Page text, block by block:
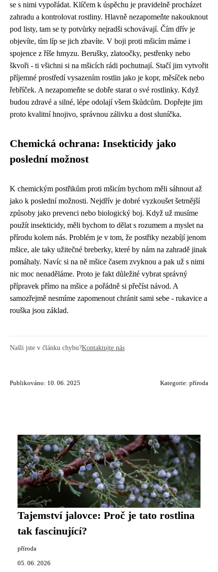
se s nimi vypořádat. Klíčem k úspěchu je pravidelně procházet
zahradu a kontrolovat rostliny. Hlavně nezapomeňte nakouknout
pod listy, tam se ty potvůrky nejradši schovávají. Čím dřív je
objevíte, tím líp se jich zbavíte. V boji proti mšicím máme i
spojence z říše hmyzu. Berušky, zlatoočky, pestřenky nebo
škvoři - ti všichni si na mšicích rádi pochutnají. Stačí jim vytvořit
příjemné prostředí vysazením rostlin jako je kopr, měsíček nebo
řebříček. A nezapomeňte se dobře starat o své rostlinky. Když
budou zdravé a silné, lépe odolají všem škůdcům. Dopřejte jim
proto kvalitní hnojivo, správnou zálivku a dost sluníčka.
Chemická ochrana: Insekticidy jako
poslední možnost
K chemickým postřikům proti mšicím bychom měli sáhnout až
jako k poslední možnosti. Nejdřív je dobré vyzkoušet šetrnější
způsoby jako prevenci nebo biologický boj. Když už musíme
použít insekticidy, měli bychom to dělat s rozumem a myslet na
přírodu kolem nás. Problém je v tom, že postřiky nezabíjí jenom
mšice, ale taky užitečné breberky, které by nám na zahradě jinak
pomáhaly. Navíc si na ně mšice časem zvyknou a pak už s nimi
nic moc nenaděláme. Proto je fakt důležité vybrat správný
přípravek přímo na mšice a pořádně si přečíst návod. A
samozřejmě nesmíme zapomenout chránit sami sebe - rukavice a
rouška jsou základ.
Našli jste v článku chybu?Kontaktujte nás
Publikováno: 10. 06. 2025 Kategorie: příroda
Tajemství jalovce: Proč je tato rostlina
tak fascinující?
příroda
05. 06. 2026